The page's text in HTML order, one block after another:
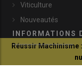
Viticulture
Nouveautés
INFORMATIONS
Réussir Machinisme